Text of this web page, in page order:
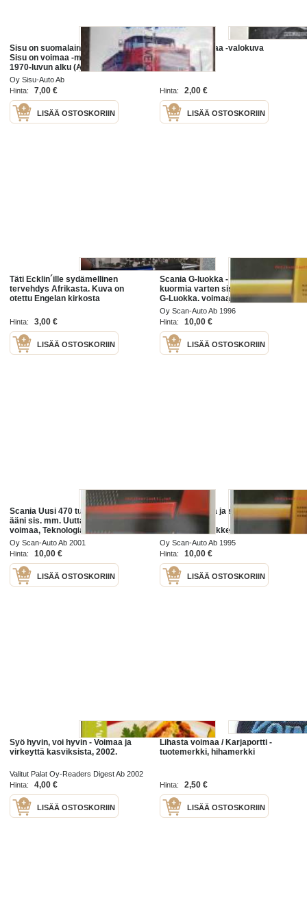
Sisu on suomalainen syntyjään /
Sisu on voimaa -mainoskassi
1970-luvun alku (Amerplast /
muovikassi). Kassin molemmilla
puolilla on eri kuva.
Oy Sisu-Auto Ab
Hinta:
7,00 €
LISÄÄ OSTOSKORIIN
Porsche voimaa -valokuva
Hinta: 2,00 €
LISÄÄ OSTOSKORIIN
Täti Ecklin´ille sydämellinen
tervehdys Afrikasta. Kuva on
otettu Engelan kirkosta
1932 lopulla - Voimaa ja siunausta
Hinta: 3,00 €
LISÄÄ OSTOSKORIIN
Scania G-luokka - Raskaita
kuormia varten sis. mm; Scanian
G-Luokka. voimaa, kestävyyttä,
vahvutta.- monenlaisiin
työtehtäviin. )-litrasta ja 220 hv:stä
14
Oy Scan-Auto Ab 1996
Hinta:
10,00 €
LISÄÄ OSTOSKORIIN
Scania Uusi 470 tulevaisuuden
ääni sis. mm. Uutta taloudellista
voimaa, Teknologiaa, joka parantaa
taloudellisuutta ja vähentää
päästöjä, tarkuutta, joka
Oy Scan-Auto Ab 2001
Hinta:
10,00 €
LISÄÄ OSTOSKORIIN
Scania voimaa ja sitkeyttä -
Kuorma-auto
tuontantohydykkeenä sis. mm.
Tehty kuormaamista ja kuorman
purkaamista varten, Suuri teho ja
vähäiset
Oy Scan-Auto Ab 1995
Hinta:
10,00 €
LISÄÄ OSTOSKORIIN
Syö hyvin, voi hyvin - Voimaa ja
virkeyttä kasviksista, 2002.
Valitut Palat Oy-Readers Digest Ab 2002
Hinta:
4,00 €
LISÄÄ OSTOSKORIIN
Lihasta voimaa / Karjaportti -
tuotemerkki, hihamerkki
Hinta: 2,50 €
LISÄÄ OSTOSKORIIN